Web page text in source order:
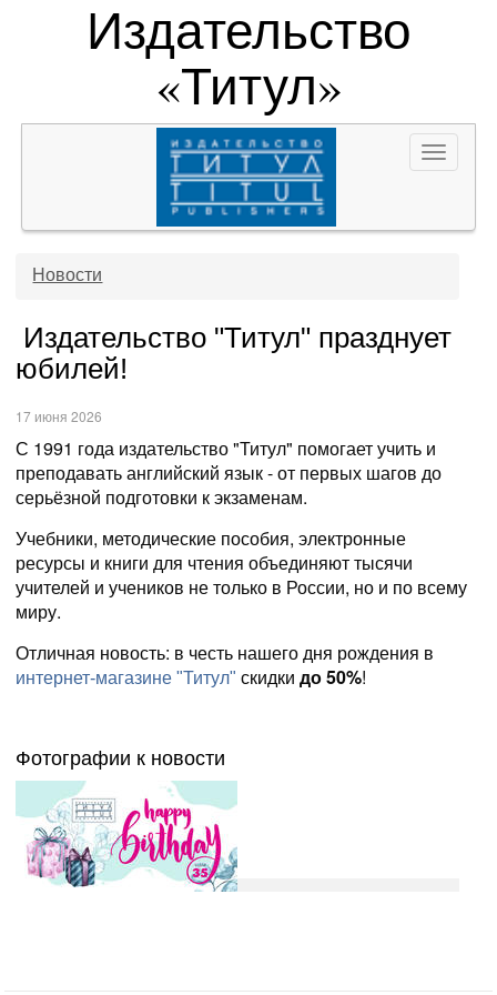
Издательство
«Титул»
Toggle
Новости
Издательство "Титул" празднует
юбилей!
17 июня 2026
С 1991 года издательство "Титул" помогает учить и
преподавать английский язык - от первых шагов до
серьёзной подготовки к экзаменам.
Учебники, методические пособия, электронные
ресурсы и книги для чтения объединяют тысячи
учителей и учеников не только в России, но и по всему
миру.
Отличная новость: в честь нашего дня рождения в
интернет-магазине "Титул" скидки до 50%!
Фотографии к новости